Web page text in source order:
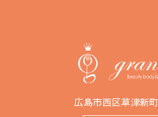
広島市西区草津新